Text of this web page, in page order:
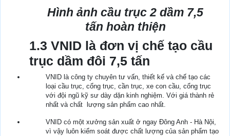
Hình ảnh cầu trục 2 dầm 7,5
tấn hoàn thiện
1.3 VNID là đơn vị chế tạo cầu
trục dầm đôi 7,5 tấn
VNID là công ty chuyên tư vấn, thiết kế và chế tạo các
loại cầu trục, cổng trục, cần trục, xe con cầu, cổng trục
với đội ngũ kỹ sư dày dặn kinh nghiệm. Với giá thành rẻ
nhất và chất lượng sản phẩm cao nhất.
VNID có một xưởng sản xuất ở ngay Đông Anh - Hà Nội,
vì vậy luôn kiểm soát được chất lượng của sản phẩm tạo